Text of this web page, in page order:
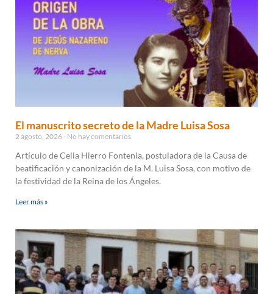
El manuscrito secreto de la Madre Luisa Sosa
2 agosto, 2026 No hay comentarios
Artículo de Celia Hierro Fontenla, postuladora de la Causa de
beatificación y canonización de la M. Luisa Sosa, con motivo de
la festividad de la Reina de los Ángeles.
Leer más »